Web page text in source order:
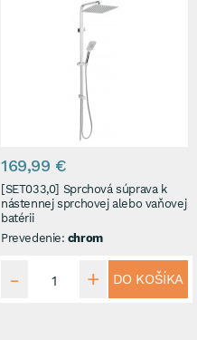
169,99 €
[SET033,0] Sprchová súprava k
nástennej sprchovej alebo vaňovej
batérii
Prevedenie: chrom
DO KOŠÍKA